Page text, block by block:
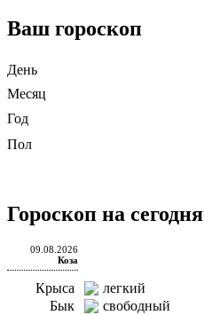
Ваш гороскоп
День
Месяц
Год
Пол
Гороскоп на сегодня
09.08.2026
Коза
Крыса
легкий
Бык
свободный